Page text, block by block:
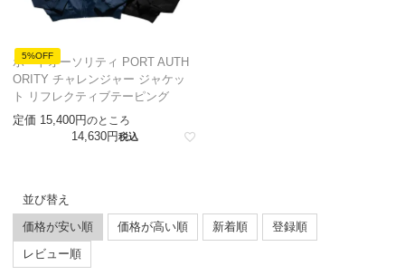
5%OFF
ポートオーソリティ PORT AUTH
ORITY チャレンジャー ジャケッ
ト リフレクティブテーピング
定価 15,400 のところ
14,630 税込
並び替え
価格が安い順
価格が高い順 新着順
登録順
レビュー順